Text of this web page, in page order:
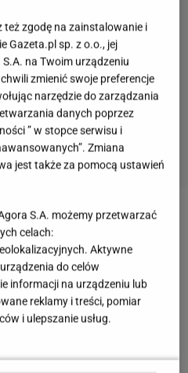
niż sklepowa. Tak zrobisz
Wiele osób popełnia
zrobi się
też zgodę na zainstalowanie i
Gazeta.pl sp. z o.o., jej
na Twoim urządzeniu
zmienić swoje preferencje
narzędzie do zarządzania
danych poprzez
” w stopce serwisu i
Zmiana
jest także za pomocą ustawień
S.A. możemy przetwarzać
celach:
Aktywne
do celów
informacji na urządzeniu lub
reklamy i treści, pomiar
i ulepszanie usług.